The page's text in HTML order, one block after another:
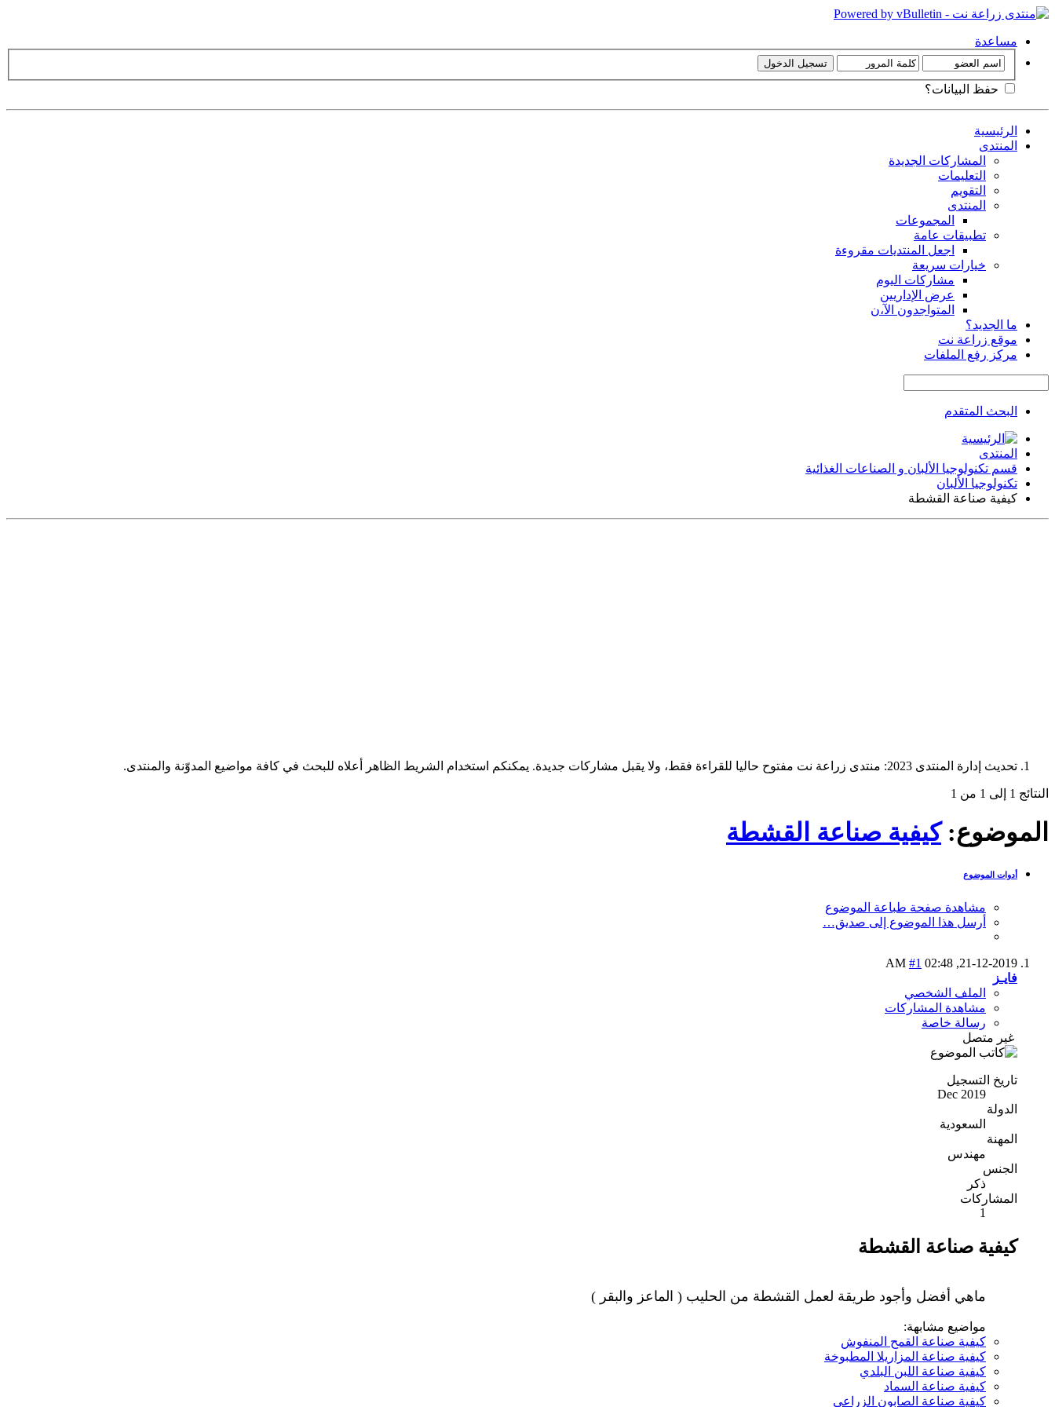
مساعدة
حفظ البيانات؟
الرئيسية
المنتدى
المشاركات الجديدة
التعليمات
التقويم
المنتدى
المجموعات
تطبيقات عامة
اجعل المنتديات مقروءة
خيارات سريعة
مشاركات اليوم
عرض الإداريين
المتواجدون الآ،ن
ما الجديد؟
موقع زراعة نت
مركز رفع الملفات
البحث المتقدم
المنتدى
قسم تكنولوجيا الألبان و الصناعات الغذائية
تكنولوجيا الألبان
كيفية صناعة القشطة
تحديث إدارة المنتدى 2023: منتدى زراعة نت مفتوح حاليا للقراءة فقط، ولا يقبل مشاركات جديدة. يمكنكم استخدام الشريط الظاهر أعلاه للبحث في كافة مواضيع المدوّنة والمنتدى.
النتائج 1 إلى 1 من 1
الموضوع:كيفية صناعة القشطة
أدوات الموضوع
مشاهدة صفحة طباعة الموضوع
أرسل هذا الموضوع إلى صديق…
21-12-2019,
02:48 AM
#1
فايـز
الملف الشخصي
مشاهدة المشاركات
رسالة خاصة
غير متصل
تاريخ التسجيل
Dec 2019
الدولة
السعودية
المهنة
مهندس
الجنس
ذكر
المشاركات
1
كيفية صناعة القشطة
ماهي أفضل وأجود طريقة لعمل القشطة من الحليب ( الماعز والبقر )
مواضيع مشابهة:
كيفية صناعة القمح المنفوش
كيفية صناعة المزاريلا المطبوخة
كيفية صناعة اللبن البلدي
كيفية صناعة السماد
كيفية صناعة الصابون الزراعي